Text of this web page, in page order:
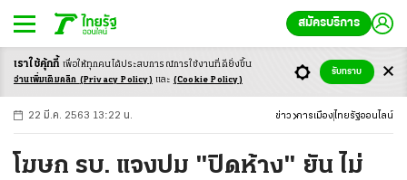
สมัครบริการ
-ก ก ก+
22 มี.ค. 2563 13:22 น. ข่าว การเมือง ไทยรัฐออนไลน์
โฆษก รบ. แจงปม "ปิดห้าง" ยัน ไม่
เราใช้คุ้กกี้ เพื่อให้ทุกคนได้ประสบการณ์การใช้งานที่ดียิ่งขึ้น
อ่านเพิ่มเติมคลิก (Privacy Policy) และ (Cookie Policy)
รับทราบ